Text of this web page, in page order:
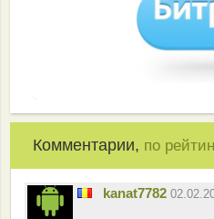
Комментарии, по
kanat7782